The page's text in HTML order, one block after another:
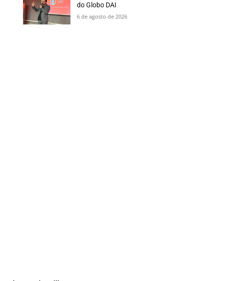
do Globo DAI
6 de agosto de 2026